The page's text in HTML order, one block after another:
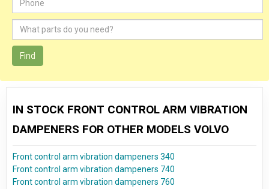
Find
IN STOCK FRONT CONTROL ARM VIBRATION
DAMPENERS FOR OTHER MODELS VOLVO
Front control arm vibration dampeners 340
Front control arm vibration dampeners 740
Front control arm vibration dampeners 760